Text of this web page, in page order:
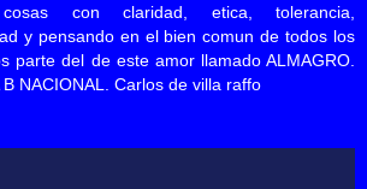
con claridad, etica, tolerancia,
y pensando en el bien comun de todos los
parte del de este amor llamado ALMAGRO.
B NACIONAL. Carlos de villa raffo